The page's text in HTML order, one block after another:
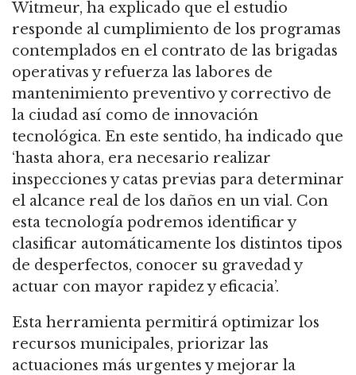
Witmeur, ha explicado que el estudio
responde al cumplimiento de los programas
contemplados en el contrato de las brigadas
operativas y refuerza las labores de
mantenimiento preventivo y correctivo de
la ciudad así como de innovación
tecnológica. En este sentido, ha indicado que
‘hasta ahora, era necesario realizar
inspecciones y catas previas para determinar
el alcance real de los daños en un vial. Con
esta tecnología podremos identificar y
clasificar automáticamente los distintos tipos
de desperfectos, conocer su gravedad y
actuar con mayor rapidez y eficacia’.
Esta herramienta permitirá optimizar los
recursos municipales, priorizar las
actuaciones más urgentes y mejorar la